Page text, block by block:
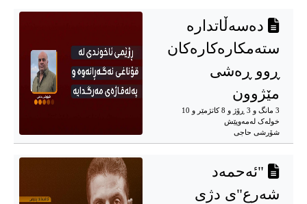
دەسەڵاتدارە
ستەمکارەکارەکان
ڕوو ڕەشی
مێژوون
3 مانگ و 3 ڕۆژ و 8 کاتژمێر و 10
خوله‌ک له‌مه‌وپێش‌
شۆرشی حاجی
"ئەحمەد
شەرع"ی دژی